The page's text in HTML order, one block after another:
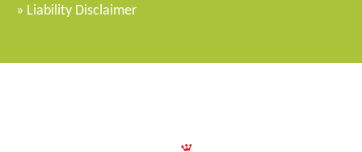
Liability Disclaimer